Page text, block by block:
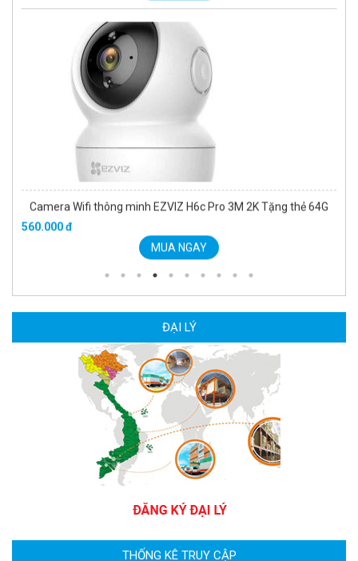
Camera WiFi quay quét thông minh 2MP EZVIZ H8C
MUA NGAY
MUA NGAY
ĐẠI LÝ
THỐNG KÊ TRUY CẬP